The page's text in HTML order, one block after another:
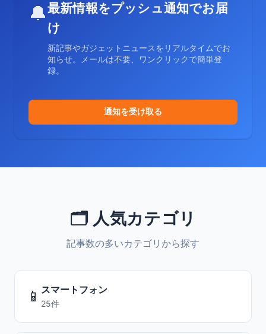
🔔最新情報をプッシュ通知でお届
け
新記事やガジェットニュースをリアルタイムでお
知らせ。メールは不要、ワンクリックで簡単登
録。
通知を受け取る
🗂️ 人気カテゴリ
記事数の多いカテゴリから探す
📱 スマートフォン
25件